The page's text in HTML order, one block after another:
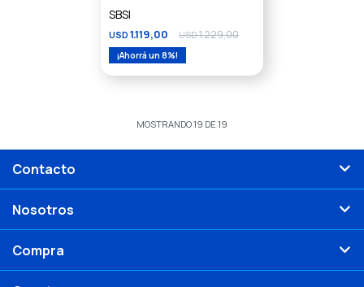
SBSI
USD 1.119,00 USD1.229,00
8
MOSTRANDO19 DE 19
Contacto
Nosotros
Compra